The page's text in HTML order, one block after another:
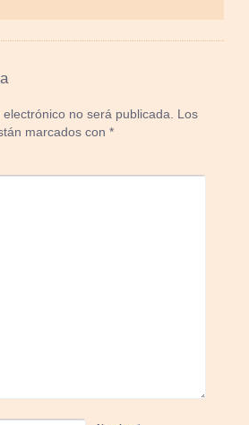
no será publicada.
Los
marcados con*